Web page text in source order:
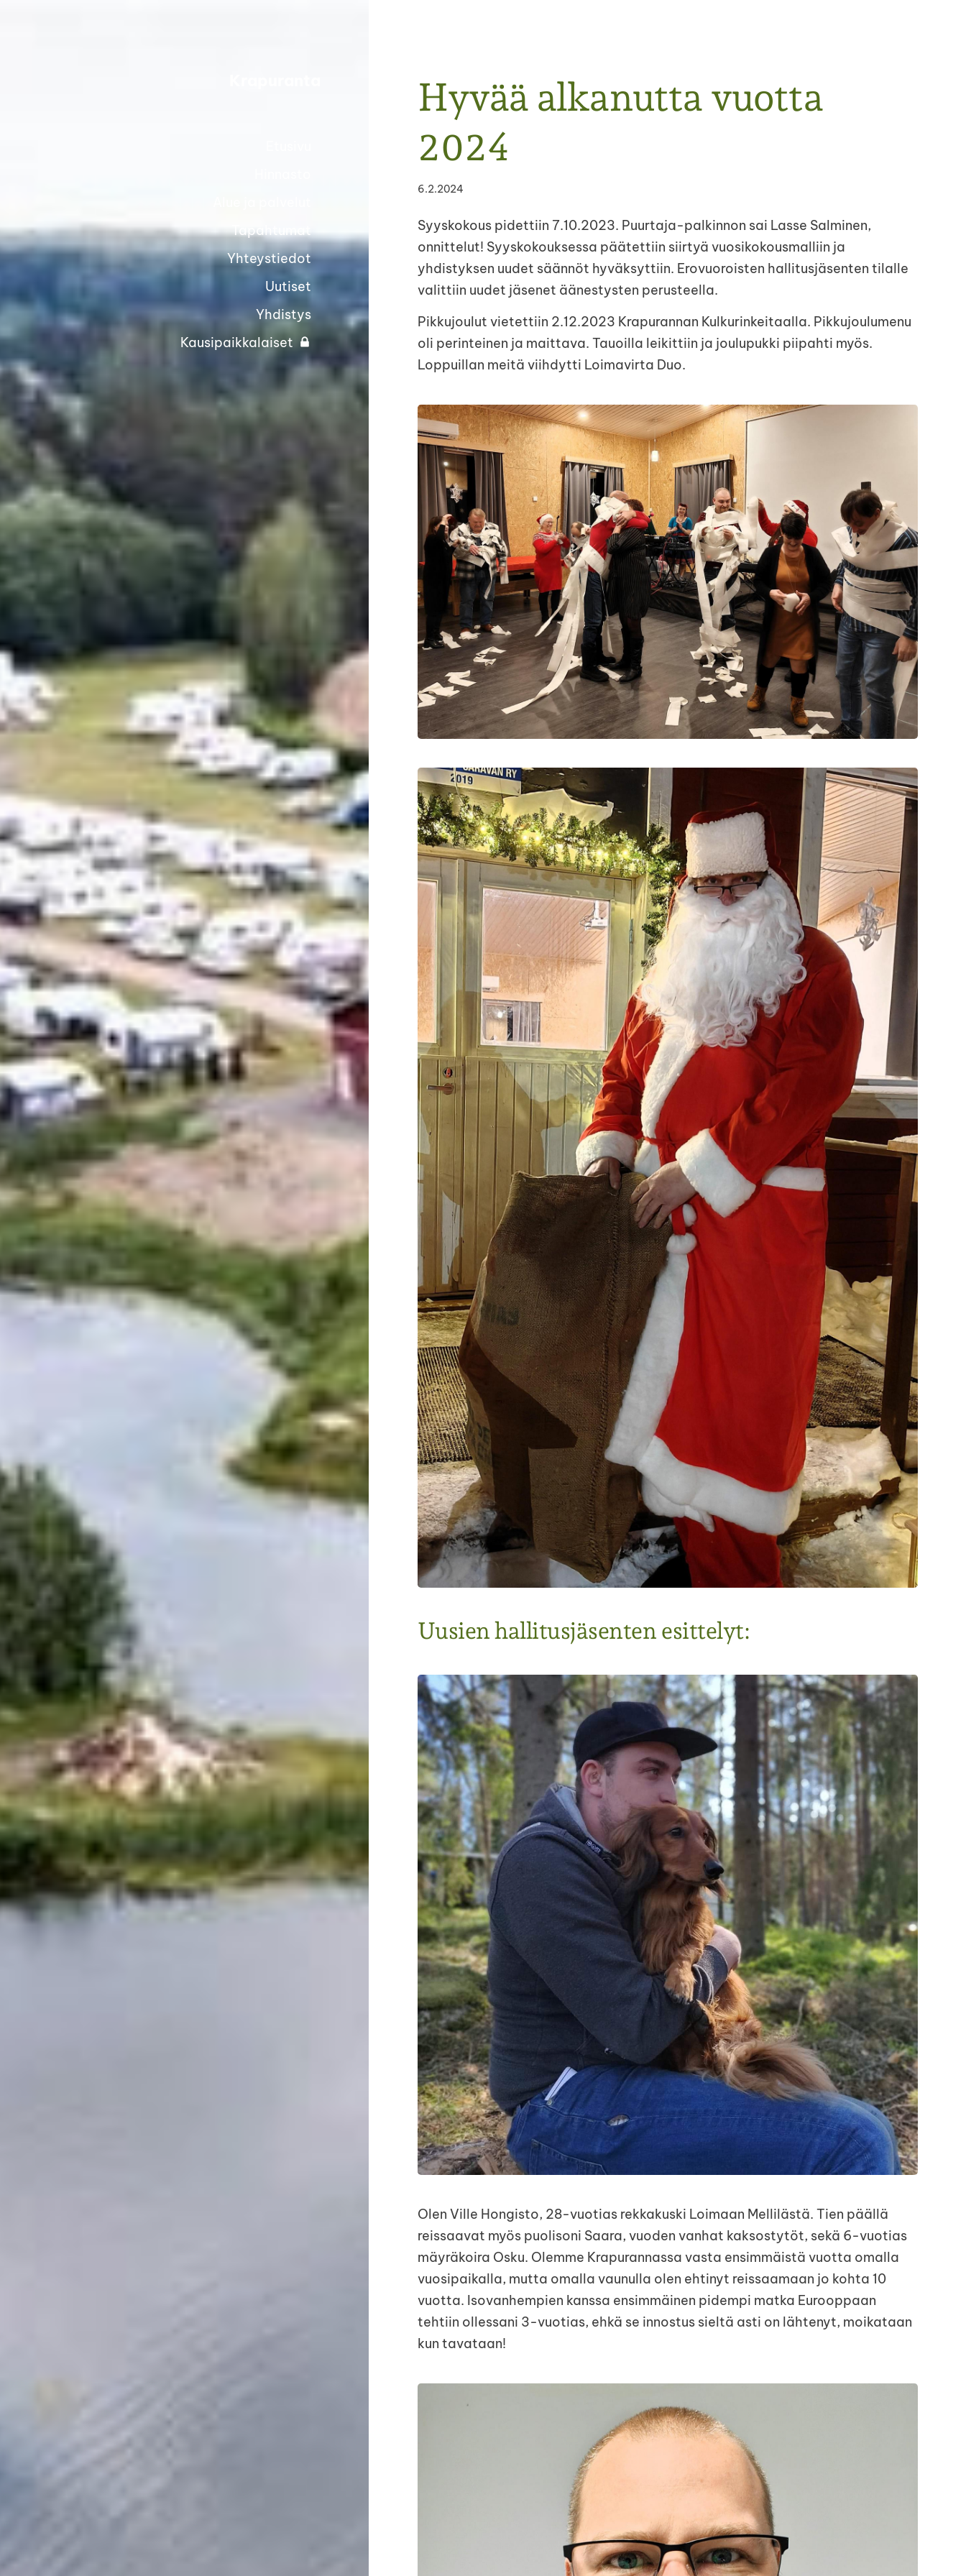
Tapahtumat
Yhteystiedot
Uutiset
Yhdistys
Kausipaikkalaiset
Hyvää alkanutta vuotta
2024
6.2.2024
Syyskokous pidettiin 7.10.2023. Puurtaja-palkinnon sai Lasse Salminen,
onnittelut! Syyskokouksessa päätettiin siirtyä vuosikokousmalliin ja
yhdistyksen uudet säännöt hyväksyttiin. Erovuoroisten hallitusjäsenten tilalle
valittiin uudet jäsenet äänestysten perusteella.
Pikkujoulut vietettiin 2.12.2023 Krapurannan Kulkurinkeitaalla. Pikkujoulumenu
oli perinteinen ja maittava. Tauoilla leikittiin ja joulupukki piipahti myös.
Loppuillan meitä viihdytti Loimavirta Duo.
Uusien hallitusjäsenten esittelyt:
Olen Ville Hongisto, 28-vuotias rekkakuski Loimaan Mellilästä. Tien päällä
reissaavat myös puolisoni Saara, vuoden vanhat kaksostytöt, sekä 6-vuotias
mäyräkoira Osku. Olemme Krapurannassa vasta ensimmäistä vuotta omalla
vuosipaikalla, mutta omalla vaunulla olen ehtinyt reissaamaan jo kohta 10
vuotta. Isovanhempien kanssa ensimmäinen pidempi matka Eurooppaan
tehtiin ollessani 3-vuotias, ehkä se innostus sieltä asti on lähtenyt, moikataan
kun tavataan!